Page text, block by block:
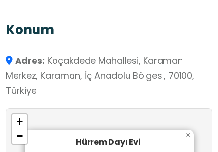
vermektedir.
Konum
Adres: Koçakdede Mahallesi, Karaman
Merkez, Karaman, İç Anadolu Bölgesi, 70100,
Türkiye
Hürrem Dayı Evi
×
+
−